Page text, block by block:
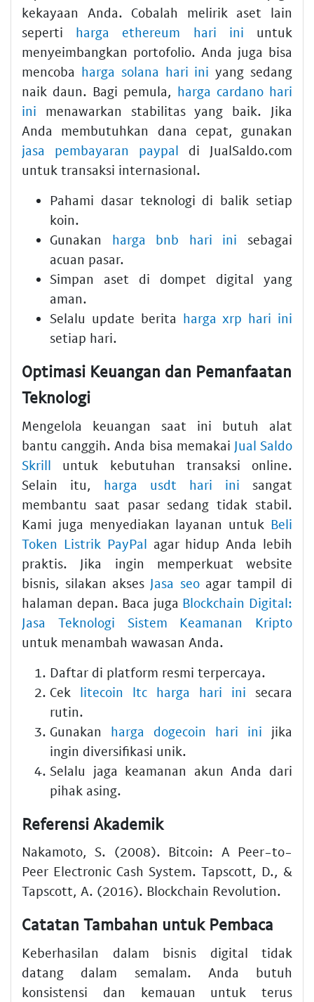
kekayaan Anda. Cobalah melirik aset lain
seperti harga ethereum hari ini untuk
menyeimbangkan portofolio. Anda juga bisa
mencoba harga solana hari ini yang sedang
naik daun. Bagi pemula, harga cardano hari
ini menawarkan stabilitas yang baik. Jika
Anda membutuhkan dana cepat, gunakan
jasa pembayaran paypal di JualSaldo.com
untuk transaksi internasional.
Pahami dasar teknologi di balik setiap
koin.
Gunakan harga bnb hari ini sebagai
acuan pasar.
Simpan aset di dompet digital yang
aman.
Selalu update berita harga xrp hari ini
setiap hari.
Optimasi Keuangan dan Pemanfaatan
Teknologi
Mengelola keuangan saat ini butuh alat
bantu canggih. Anda bisa memakai Jual Saldo
Skrill untuk kebutuhan transaksi online.
Selain itu, harga usdt hari ini sangat
membantu saat pasar sedang tidak stabil.
Kami juga menyediakan layanan untuk Beli
Token Listrik PayPal agar hidup Anda lebih
praktis. Jika ingin memperkuat website
bisnis, silakan akses Jasa seoagar tampil di
halaman depan. Baca juga Blockchain Digital:
Jasa Teknologi Sistem Keamanan Kripto
untuk menambah wawasan Anda.
Daftar di platform resmi terpercaya.
Cek litecoin ltc harga hari ini secara
rutin.
Gunakan harga dogecoin hari ini jika
ingin diversifikasi unik.
Selalu jaga keamanan akun Anda dari
pihak asing.
Referensi Akademik
Nakamoto, S. (2008). Bitcoin: A Peer-to-
Peer Electronic Cash System. Tapscott, D., &
Tapscott, A. (2016). Blockchain Revolution.
Catatan Tambahan untuk Pembaca
Keberhasilan dalam bisnis digital tidak
datang dalam semalam. Anda butuh
konsistensi dan kemauan untuk terus